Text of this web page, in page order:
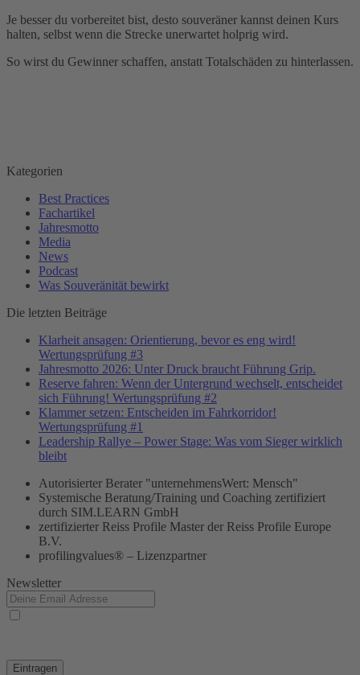
Je besser du vorbereitet bist, desto souveräner kannst deinen Kurs
halten, selbst wenn die Strecke unerwartet holprig wird.
So wirst du Gewinner schaffen, anstatt Totalschäden zu hinterlassen.
Beitragsnavigation
Kategorien
Best Practices
Fachartikel
Jahresmotto
Media
News
Podcast
Was Souveränität bewirkt
Die letzten Beiträge
Klarheit ansagen: Orientierung, bevor es eng wird!
Wertungsprüfung #3
Jahresmotto 2026: Unter Druck braucht Führung Grip.
Reserve fahren: Wenn der Untergrund wechselt, entscheidet
sich Führung! Wertungsprüfung #2
Klammer setzen: Entscheiden im Fahrkorridor!
Wertungsprüfung #1
Leadership Rallye – Power Stage: Was vom Sieger wirklich
bleibt
Autorisierter Berater "unternehmensWert: Mensch"
Systemische Beratung/Training und Coaching zertifiziert
durch SIM.LEARN GmbH
zertifizierter Reiss Profile Master der Reiss Profile Europe
B.V.
profilingvalues® – Lizenzpartner
Newsletter
Eintragen